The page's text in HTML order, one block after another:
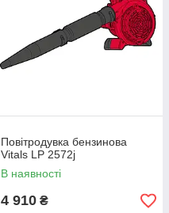
Повітродувка бензинова
Vitals LP 2572j
В наявності
4 910 ₴